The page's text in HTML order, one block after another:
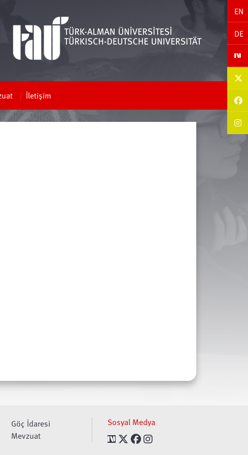
EN
DE
İletişim
Göç İdaresi
Mevzuat
Sosyal Medya